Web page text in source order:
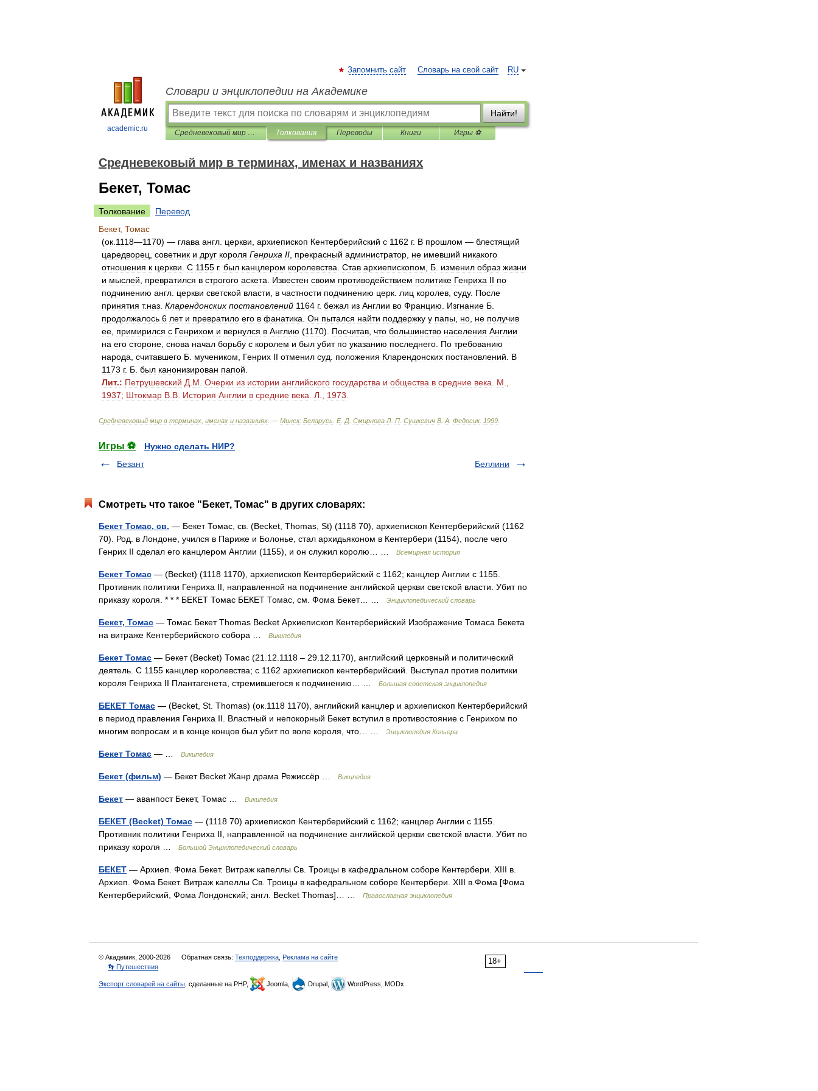
academic.ru
RU
Запомнить сайт Словарь на свой сайт
Словари и энциклопедии на Академике
Найти!
Средневековый мир в терминах, именах и названиях Толкования Переводы Книги Игры ⚽
Средневековый мир в терминах, именах и названиях
Бекет, Томас
Толкование
Перевод
Бекет, Томас
(ок 1118—1170) — глава англ церкви архиепископ Кентерберийский с 1162 г. В прошлом — блестящий
царедворец советник и друг короля Генриха II прекрасный администратор не имевший никакого
отношения к церкви С 1155 г. был канцлером королевства Став архиепископом Б изменил образ жизни
и мыслей превратился в строгого аскета Известен своим противодействием политике Генриха II по
подчинению англ церкви светской власти в частности подчинению церк лиц королев суду. После
принятия т.наз Кларендонских постановлений 1164 г. бежал из Англии во Францию Изгнание Б
продолжалось 6 лет и превратило его в фанатика Он пытался найти поддержку у папы но не получив
ее примирился с Генрихом и вернулся в Англию (1170). Посчитав что большинство населения Англии
на его стороне снова начал борьбу с королем и был убит по указанию последнего По требованию
народа считавшего Б мучеником Генрих II отменил суд положения Кларендонских постановлений
В
1173 г. Б был канонизирован папой
Лит.: Петрушевский Д М Очерки из истории английского государства и общества в средние века М
1937; Штокмар В В История Англии в средние века Л 1973
Средневековый мир в терминах именах и названиях . — Минск: Беларусь Е. Д Смирнова Л П Сушкевич В А Федосик. 1999
Игры ⚽
Нужно сделать НИР?
Безант
Беллини
Смотреть что такое "Бекет, Томас" в других словарях:
Бекет Томас, св. — Бекет Томас, св. (Becket, Thomas, St) (1118 70), архиепископ Кентерберийский (1162
70). Род. в Лондоне, учился в Париже и Болонье, стал архидьяконом в Кентербери (1154), после чего
Генрих II сделал его канцлером Англии (1155), и он служил королю… …
Всемирная история
Бекет Томас — (Becket) (1118 1170), архиепископ Кентерберийский с 1162; канцлер Англии с 1155.
Противник политики Генриха II, направленной на подчинение английской церкви светской власти. Убит по
приказу короля. * * * БЕКЕТ Томас БЕКЕТ Томас, см. Фома Бекет… …
Энциклопедический словарь
Бекет, Томас — Томас Бекет Thomas Becket Архиепископ Кентерберийский Изображение Томаса Бекета
на витраже Кентерберийского собора …
Википедия
Бекет Томас — Бекет (Becket) Томас (21.12.1118 ‒ 29.12.1170), английский церковный и политический
деятель. С 1155 канцлер королевства; с 1162 архиепископ кентерберийский. Выступал против политики
короля Генриха II Плантагенета, стремившегося к подчинению… …
Большая советская энциклопедия
БЕКЕТ Томас — (Becket, St. Thomas) (ок.1118 1170), английский канцлер и архиепископ Кентерберийский
в период правления Генриха II. Властный и непокорный Бекет вступил в противостояние с Генрихом по
многим вопросам и в конце концов был убит по воле короля, что… …
Энциклопедия Кольера
Бекет Томас — … Википедия
Бекет (фильм) — Бекет Becket Жанр драма Режиссёр … Википедия
Бекет — аванпост Бекет, Томас … Википедия
БЕКЕТ (Becket) Томас — (1118 70) архиепископ Кентерберийский с 1162; канцлер Англии с 1155.
Противник политики Генриха II, направленной на подчинение английской церкви светской власти. Убит по
приказу короля …
Большой Энциклопедический словарь
БЕКЕТ — Архиеп. Фома Бекет. Витраж капеллы Св. Троицы в кафедральном соборе Кентербери. XIII в.
Архиеп. Фома Бекет. Витраж капеллы Св. Троицы в кафедральном соборе Кентербери. XIII в.Фома [Фома
Кентерберийский, Фома Лондонский; англ. Becket Thomas]… …
Православная энциклопедия
18+
© Академик, 2000-2026 Обратная связь: Техподдержка Реклама на сайте
👣 Путешествия
Экспорт словарей на сайты , сделанные на PHP, Joomla, Drupal, WordPress, MODx.